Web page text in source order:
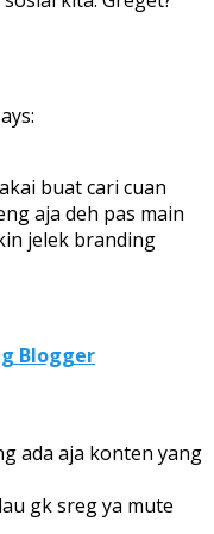
buat cari cuan
aja deh pas main
jelek branding
Blogger
ada aja konten yang
gk sreg ya mute